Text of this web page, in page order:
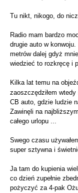
Tu nikt, nikogo, do
Radio mam bardzo
drugie auto w
metrów dalej gdyż
wiedzieć to rozkręcę i
Kilka lat temu na
zaoszczędziłem
CB auto, gdzie ludzie
Zawinęli na
całego urlopu ...
Swego czasu
super sztywna i
Ja tam do kupienia
co dzień zupełnie
pożyczyć za 4-pak